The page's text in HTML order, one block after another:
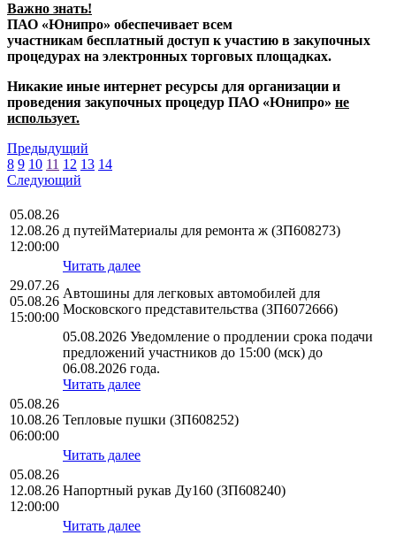
Важно знать!
ПАО «Юнипро» обеспечивает всем
участникам бесплатный доступ к участию в закупочных
процедурах на электронных торговых площадках.
Никакие иные интернет ресурсы для организации и
проведения закупочных процедур ПАО «Юнипро» не
использует.
Предыдущий
8 9 10 11 12 13 14
Следующий
05.08.26
12.08.26
12:00:00
д путейМатериалы для ремонта ж (ЗП608273)
Читать далее
29.07.26
05.08.26
15:00:00
Автошины для легковых автомобилей для
Московского представительства (ЗП6072666)
05.08.2026 Уведомление о продлении срока подачи
предложений участников до 15:00 (мск) до
06.08.2026 года.
Читать далее
05.08.26
10.08.26
06:00:00
Тепловые пушки (ЗП608252)
Читать далее
05.08.26
12.08.26
12:00:00
Напортный рукав Ду160 (ЗП608240)
Читать далее